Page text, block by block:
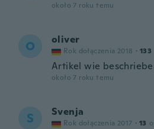
około 7 roku temu
O oliver
Rok dołączenia 2018 · 133
Artikel wie
około 7 roku temu
S Svenja
Rok dołączenia 2017 · 13